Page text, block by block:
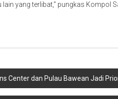
yang terlibat,” pungkas Kompol
Center dan Pulau Bawean Jadi